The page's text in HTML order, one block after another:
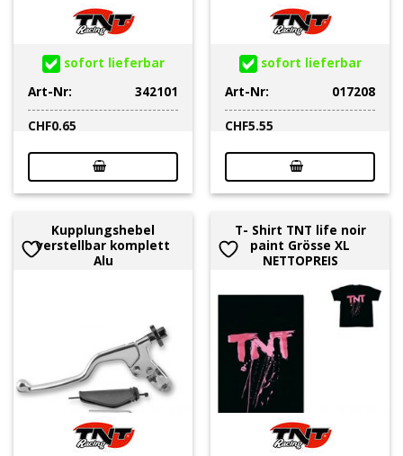
sofort lieferbar
Art-Nr:
342101
CHF0.65
sofort lieferbar
Art-Nr:
017208
CHF5.55
Kupplungshebel
verstellbar komplett
Alu
T- Shirt TNT life noir
paint Grösse XL
NETTOPREIS